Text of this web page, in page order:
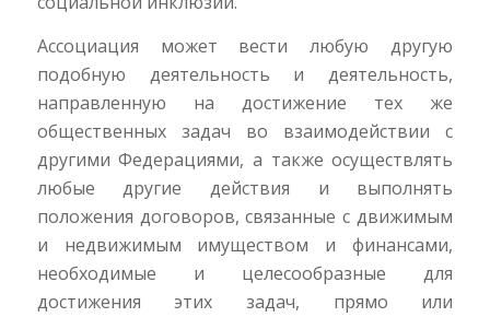
Ассоциация может вести любую другую
подобную деятельность и деятельность,
направленную на достижение тех же
общественных задач во взаимодействии с
другими Федерациями, а также осуществлять
любые другие действия и выполнять
положения договоров, связанные с движимым
и недвижимым имуществом и финансами,
необходимые и целесообразные для
достижения этих задач, прямо или